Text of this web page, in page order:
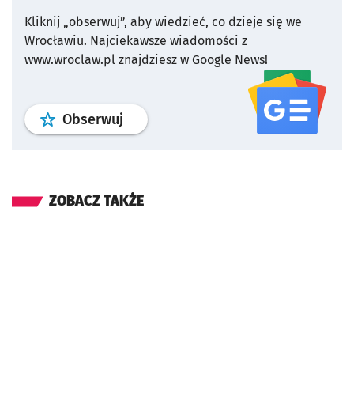
Kliknij „obserwuj”, aby wiedzieć, co dzieje się we
Wrocławiu. Najciekawsze wiadomości z
www.wroclaw.pl znajdziesz w Google News!
Obserwuj profil serwisu
ZOBACZ TAKŻE